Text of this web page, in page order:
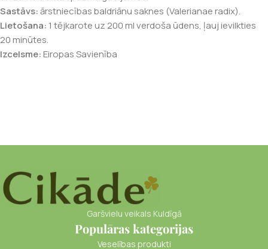
Sastāvs:ārstniecības baldriānu saknes (Valerianae radix).
Lietošana: 1 tējkarote uz 200 ml verdoša ūdens, ļauj ievilkties
20 minūtes.
Izcelsme:Eiropas Savienība
Garšvielu veikals Kuldīgā
Populāras kategorijas
Veselības produkti